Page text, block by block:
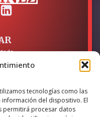
tecnologías como las
del dispositivo. El
permitirá procesar datos